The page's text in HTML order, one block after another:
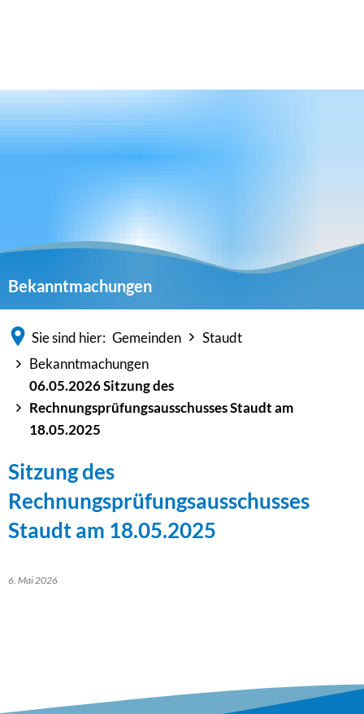
Bekanntmachungen
Sie sind hier: Gemeinden
Staudt
Bekanntmachungen
06.05.2026 Sitzung des
Rechnungsprüfungsausschusses Staudt am
18.05.2025
Sitzung des
Rechnungsprüfungsausschusses
Staudt am 18.05.2025
6. Mai 2026